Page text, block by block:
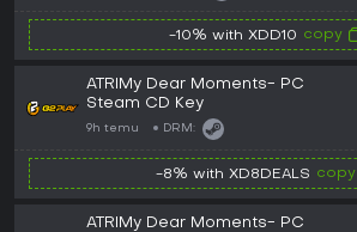
-10% with XDD10 copy
ATRIMy Dear Moments- PC
Steam CD Key
9h temu DRM:
-8% with XD8DEALS copy
ATRIMy Dear Moments- PC